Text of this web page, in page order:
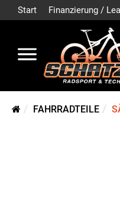
Start Finanzierung /
FAHRRADTEILE